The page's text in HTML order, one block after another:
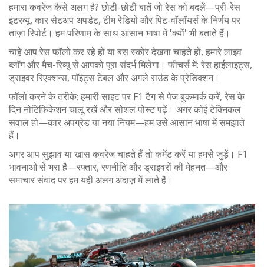
हमारा कवरेज कैसे अलग है? छोटी-छोटी बातें जो रेस को बदलें—प्री-रेस
इंटरव्यू, कार सेटअप अपडेट, टीम रेडियो और पिट-वॉलॉयर्स के निर्णय पर
ताज़ा रिपोर्ट। हम परिणाम के साथ आसान भाषा में 'क्यों' भी बताते हैं।
चाहे आप रेस फॉलो कर रहे हों या बस स्कोर देखना चाहते हों, हमारे लाइव
ब्लॉग और मैच-रिव्यू से आपको पूरा संदर्भ मिलेगा। फीचर्स में: रेस हाईलाइट्स,
ड्राइवर रिएक्शन्स, पॉइंट्स टेबल और अगले राउंड के प्रेडिक्शन।
फॉलो करने के तरीके: हमारी साइट पर F1 टैग से पेज बुकमार्क करें, रेस के
दिन नोटिफिकेशन चालू रखें और सोशल पोस्ट पढ़ें। अगर कोई टेक्निकल
सवाल हो—कार अपग्रेड या नया नियम—हम उसे आसान भाषा में समझाते
हैं।
अगर आप सुझाव या खास कवरेज चाहते हैं तो कमेंट करें या हमसे जुड़ें। F1
भावनाओं से भरा है—रफ्तार, रणनीति और ड्राइवरों की मेहनत—और
समाचार संवाद पर हम यही अलग अंदाज़ में लाते हैं।